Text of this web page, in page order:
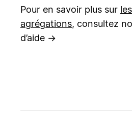
Pour en savoir plus sur
agrégations, consultez
d’aide →